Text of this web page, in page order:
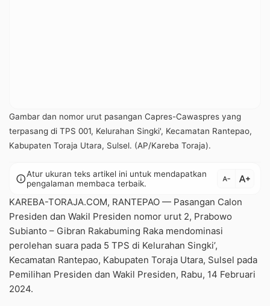
Gambar dan nomor urut pasangan Capres-Cawaspres yang
terpasang di TPS 001, Kelurahan Singki', Kecamatan Rantepao,
Kabupaten Toraja Utara, Sulsel. (AP/Kareba Toraja).
infoAtur ukuran teks artikel ini untuk mendapatkan
pengalaman membaca terbaik.
text_decrease text_increase
KAREBA-TORAJA.COM, RANTEPAO — Pasangan Calon
Presiden dan Wakil Presiden nomor urut 2, Prabowo
Subianto – Gibran Rakabuming Raka mendominasi
perolehan suara pada 5 TPS di Kelurahan Singki’,
Kecamatan Rantepao, Kabupaten Toraja Utara, Sulsel pada
Pemilihan Presiden dan Wakil Presiden, Rabu, 14 Februari
2024.